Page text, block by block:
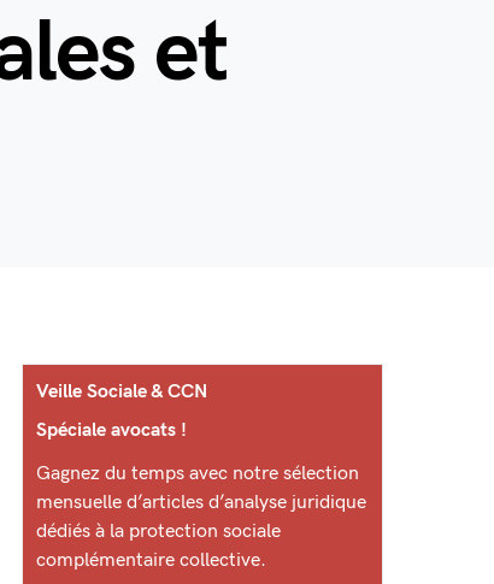
et
Veille Sociale & CCN
Spéciale avocats !
Gagnez du temps avec notre sélection
mensuelle d’articles d’analyse juridique
dédiés à la protection sociale
complémentaire collective.